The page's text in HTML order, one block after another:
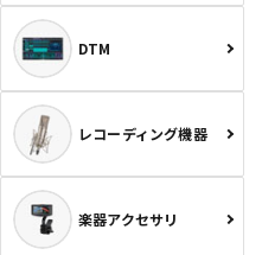
DTM
レコーディング機器
楽器アクセサリ